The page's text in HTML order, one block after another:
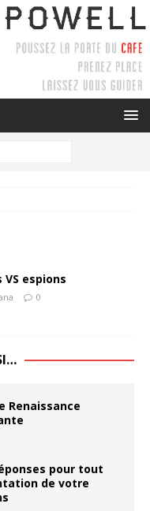
espions
0
Renaissance
pour tout
de votre